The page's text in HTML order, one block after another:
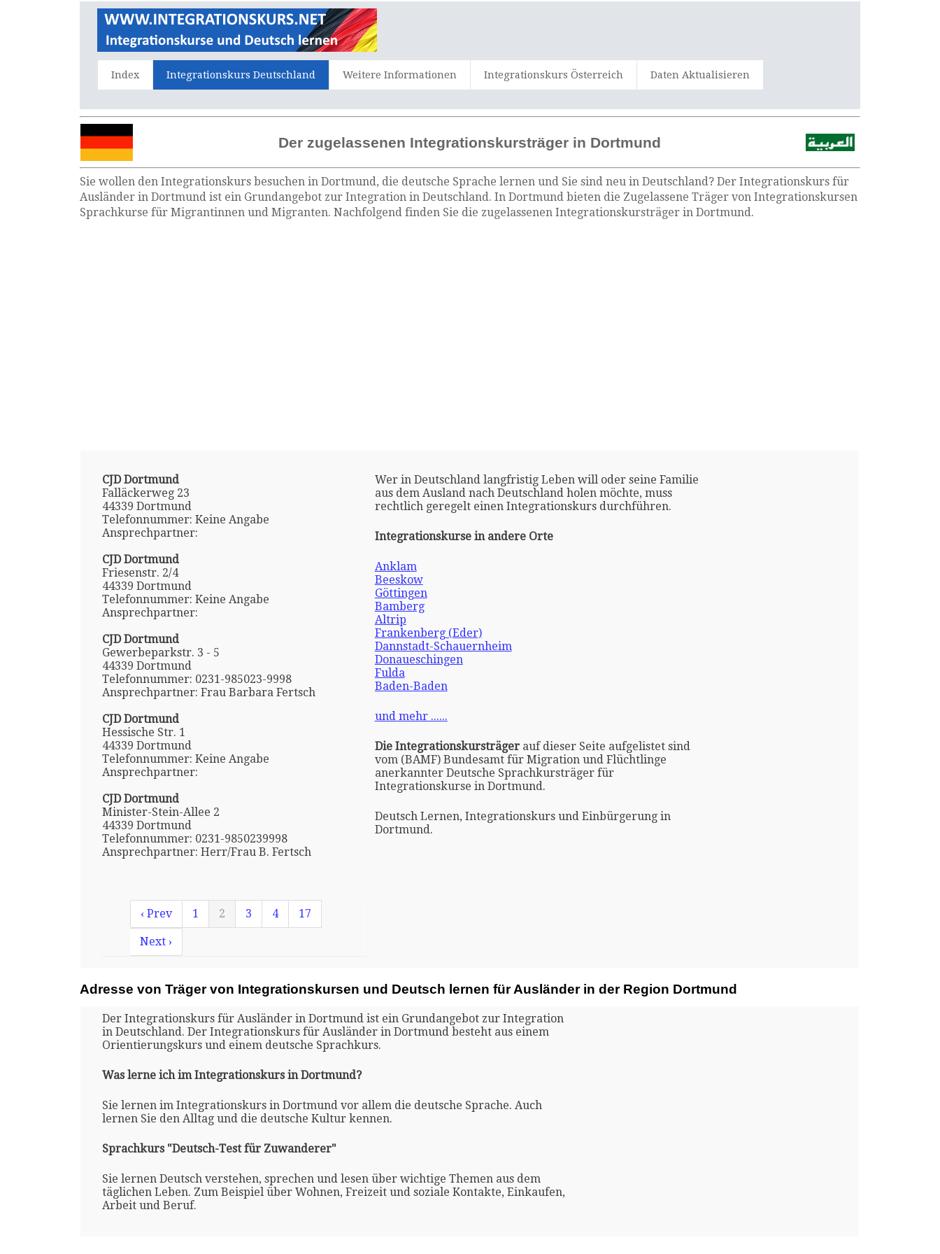
Index Integrationskurs Deutschland Weitere Informationen Integrationskurs Österreich Daten Aktualisieren
Der zugelassenen Integrationskursträger in Dortmund
Sie wollen den Integrationskurs besuchen in Dortmund, die deutsche Sprache lernen und Sie sind neu in Deutschland? Der Integrationskurs für
Ausländer in Dortmund ist ein Grundangebot zur Integration in Deutschland. In Dortmund bieten die Zugelassene Träger von Integrationskursen
Sprachkurse für Migrantinnen und Migranten. Nachfolgend finden Sie die zugelassenen Integrationskursträger in Dortmund.
CJD Dortmund
Falläckerweg 23
44339 Dortmund
Telefonnummer: Keine Angabe
Ansprechpartner:
CJD Dortmund
Friesenstr. 2/4
44339 Dortmund
Telefonnummer: Keine Angabe
Ansprechpartner:
CJD Dortmund
Gewerbeparkstr. 3 - 5
44339 Dortmund
Telefonnummer: 0231-985023-9998
Ansprechpartner: Frau Barbara Fertsch
CJD Dortmund
Hessische Str. 1
44339 Dortmund
Telefonnummer: Keine Angabe
Ansprechpartner:
CJD Dortmund
Minister-Stein-Allee 2
44339 Dortmund
Telefonnummer: 0231-9850239998
Ansprechpartner: Herr/Frau B. Fertsch
‹ Prev 1 2 3 4 17
Next ›
Wer in Deutschland langfristig Leben will oder seine Familie
aus dem Ausland nach Deutschland holen möchte, muss
rechtlich geregelt einen Integrationskurs durchführen.
Integrationskurse in andere Orte
Anklam
Beeskow
Göttingen
Bamberg
Altrip
Frankenberg (Eder)
Dannstadt-Schauernheim
Donaueschingen
Fulda
Baden-Baden
und mehr ......
Die Integrationskursträgerauf dieser Seite aufgelistet sind
vom (BAMF) Bundesamt für Migration und Flüchtlinge
anerkannter Deutsche Sprachkursträger für
Integrationskurse in Dortmund.
Deutsch Lernen, Integrationskurs und Einbürgerung in
Dortmund.
Adresse von Träger von Integrationskursen und Deutsch lernen für Ausländer in der Region Dortmund
Der Integrationskurs für Ausländer in Dortmund ist ein Grundangebot zur Integration
in Deutschland. Der Integrationskurs für Ausländer in Dortmund besteht aus einem
Orientierungskurs und einem deutsche Sprachkurs.
Was lerne ich im Integrationskurs in Dortmund?
Sie lernen im Integrationskurs in Dortmund vor allem die deutsche Sprache. Auch
lernen Sie den Alltag und die deutsche Kultur kennen.
Sprachkurs "Deutsch-Test für Zuwanderer"
Sie lernen Deutsch verstehen, sprechen und lesen über wichtige Themen aus dem
täglichen Leben. Zum Beispiel über Wohnen, Freizeit und soziale Kontakte, Einkaufen,
Arbeit und Beruf.